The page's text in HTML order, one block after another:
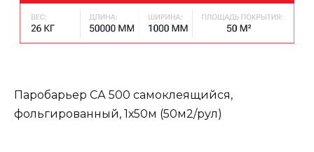
Паробарьер СА 500 самоклеящийся,
фольгированный, 1х50м (50м2/рул)